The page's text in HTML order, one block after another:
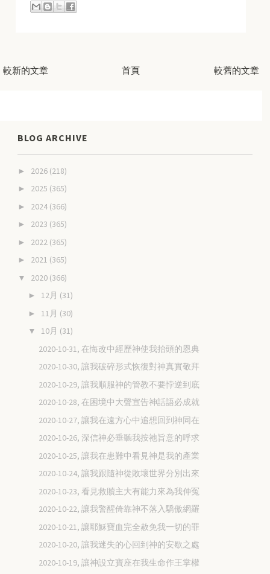
較新的文章 較舊的文章
首頁
BLOG ARCHIVE
► 2026 (218)
► 2025 (365)
► 2024 (366)
► 2023 (365)
► 2022 (365)
► 2021 (365)
▼ 2020 (366)
► 12月 (31)
► 11月 (30)
▼ 10月 (31)
2020-10-31, 在悔改中經歷神使我抬頭的恩典
2020-10-30, 讓我破碎形式恢復對神真實敬拜
2020-10-29, 讓我順服神的管教不要悖逆到底
2020-10-28, 在困境中大聲宣告神話語必成就
2020-10-27, 讓我在遠方心中追想回到神同在
2020-10-26, 深信神必垂聽我按祂旨意的呼求
2020-10-25, 讓我在患難中看見神是我的產業
2020-10-24, 讓我跟隨神從敗壞世界分別出來
2020-10-23, 看見救贖主大有能力來為我伸冤
2020-10-22, 讓我警醒倚靠神不落入驕傲網羅
2020-10-21, 讓耶穌寶血完全赦免我一切的罪
2020-10-20, 讓我迷失的心回到神的安歇之處
2020-10-19, 讓神設立寶座在我生命作王掌權